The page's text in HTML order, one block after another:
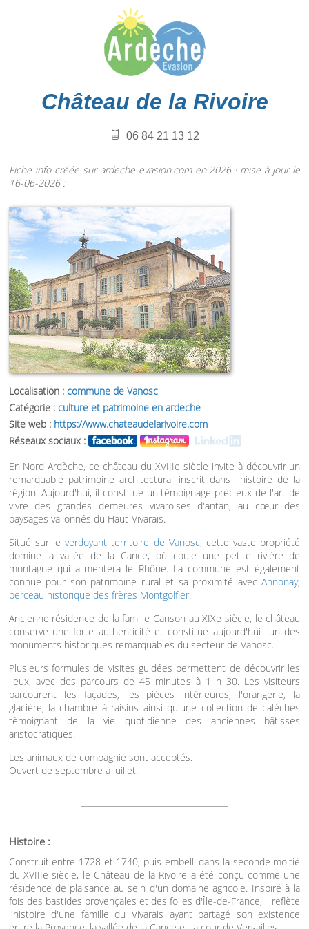
Château de la Rivoire
06 84 21 13 12
Fiche info créée sur ardeche-evasion.com en 2026 · mise à jour le
16-06-2026 :
Localisation : commune de Vanosc
Catégorie : culture et patrimoine en ardeche
Site web : https://www.chateaudelarivoire.com
Réseaux sociaux :
En Nord Ardèche, ce château du XVIIIe siècle invite à découvrir un
remarquable patrimoine architectural inscrit dans l'histoire de la
région. Aujourd'hui, il constitue un témoignage précieux de l'art de
vivre des grandes demeures vivaroises d'antan, au cœur des
paysages vallonnés du Haut-Vivarais.
Situé sur leverdoyant territoire de Vanosc, cette vaste propriété
domine la vallée de la Cance, où coule une petite rivière de
montagne qui alimentera le Rhône. La commune est également
connue pour son patrimoine rural et sa proximité avecAnnonay,
berceau historique des frères Montgolfier.
Ancienne résidence de la famille Canson au XIXe siècle, le château
conserve une forte authenticité et constitue aujourd'hui l'un des
monuments historiques remarquables du secteur de Vanosc.
Plusieurs formules de visites guidées permettent de découvrir les
lieux, avec des parcours de 45 minutes à 1 h 30. Les visiteurs
parcourent les façades, les pièces intérieures, l'orangerie, la
glacière, la chambre à raisins ainsi qu'une collection de calèches
témoignant de la vie quotidienne des anciennes bâtisses
aristocratiques.
Les animaux de compagnie sont acceptés.
Ouvert de septembre à juillet.
Histoire :
Construit entre 1728 et 1740, puis embelli dans la seconde moitié
du XVIIIe siècle, le Château de la Rivoire a été conçu comme une
résidence de plaisance au sein d'un domaine agricole. Inspiré à la
fois des bastides provençales et des folies d'Île-de-France, il reflète
l'histoire d'une famille du Vivarais ayant partagé son existence